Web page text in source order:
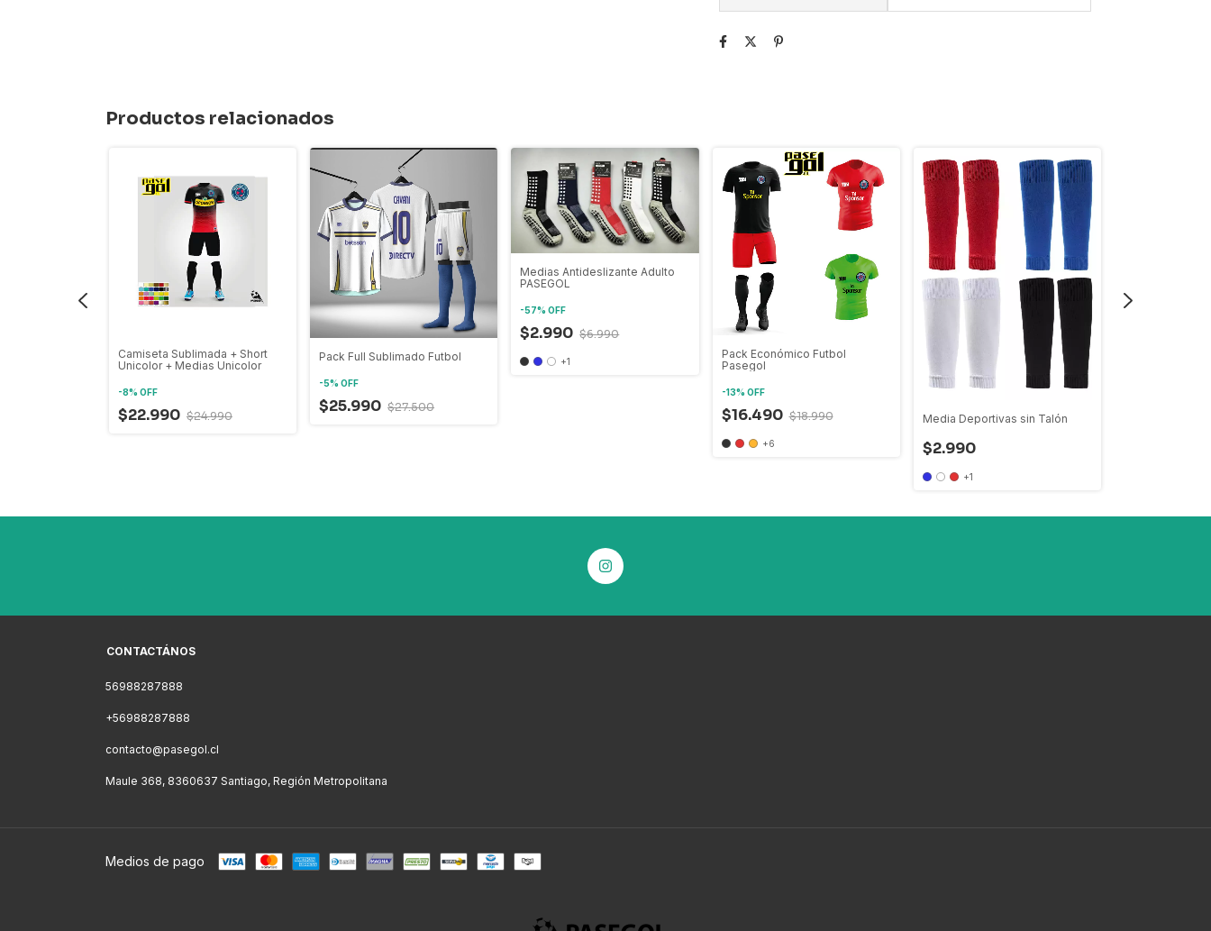
Productos relacionados
Camiseta Sublimada + Short
Unicolor + Medias Unicolor
-8% OFF
$22.990 $24.990
Pack Full Sublimado Futbol
-5%OFF
$25.990 $27.500
Medias Antideslizante Adulto
PASEGOL
-57%OFF
$2.990 $6.990
+1
Pack Económico Futbol
Pasegol
-13% OFF
$16.490 $18.990
+6
Media Deportivas sin Talón
$2.990
+1
CONTACTÁNOS
56988287888
+56988287888
contacto@pasegol.cl
Maule 368, 8360637 Santiago, Región Metropolitana
Medios de pago